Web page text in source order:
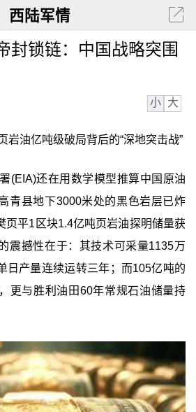
西陆军情
封锁链：中国战略突围
小 大
岩油亿吨级破局背后的“深地突击战”
(EIA)还在用数学模型推算中国原油
青县地下3000米处的黑色岩层已炸
平1区块1.4亿吨页岩油探明储量获
震撼性在于：其技术可采量1135万
日产量连续运转三年；而105亿吨的
更与胜利油田60年常规石油储量持